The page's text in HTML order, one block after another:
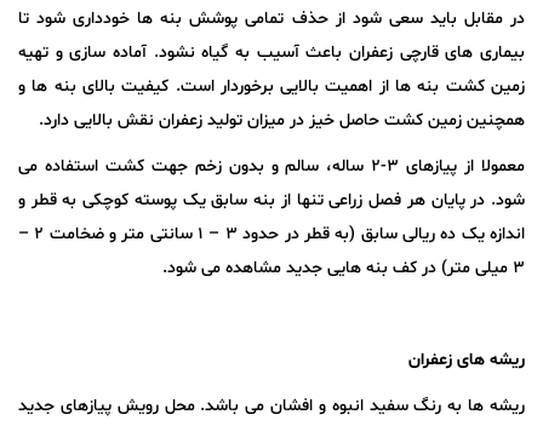
در مقابل باید سعی شود از حذف تمامی پوشش بنه ها خودداری شود تا
بیماری های قارچی زعفران باعث آسیب به گیاه نشود. آماده سازی و تهیه
زمین کشت بنه ها از اهمیت بالایی برخوردار است. کیفیت بالای بنه ها و
همچنین زمین کشت حاصل خیز در میزان تولید زعفران نقش بالایی دارد.
معمولا از پیازهای ۳-۲ ساله، سالم و بدون زخم جهت کشت استفاده می
شود. در پایان هر فصل زراعی تنها از بنه سابق یک پوسته کوچکی به قطر و
اندازه یک ده ریالی سابق (به قطر در حدود ۳ – ۱ سانتی متر و ضخامت ۲ –
۳ میلی متر) در کف بنه هایی جدید مشاهده می شود.
ریشه های زعفران
ریشه ها به رنگ سفید انبوه و افشان می باشد. محل رویش پیازهای جدید